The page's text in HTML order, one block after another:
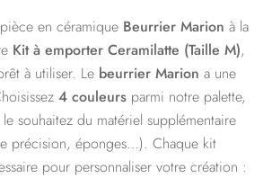
en céramique Beurrier Marion à la
Kit à emporter Ceramilatte (Taille M),
à utiliser. Le beurrier Marion a une
4 couleurs parmi notre palette,
souhaitez du matériel supplémentaire
précision, éponges…). Chaque kit
pour personnaliser votre création :